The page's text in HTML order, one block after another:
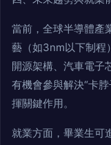
當前，全球半導體產
藝（如3nm以下制程
開源架構、汽車電子
有機會參與解決“卡
揮關鍵作用。
就業方面，畢業生可